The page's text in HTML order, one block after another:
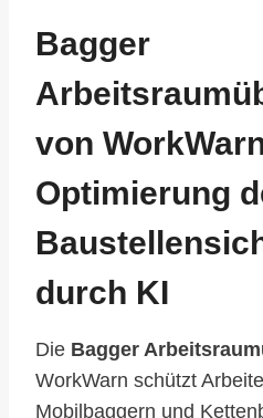
Bagger
von
Optimierung
durch KI
Die Bagger
WorkWarn schützt
Mobilbaggern und